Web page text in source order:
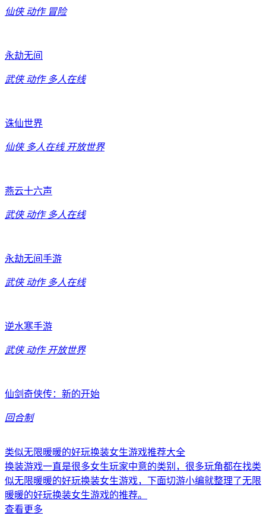
仙侠 动作 冒险
永劫无间
武侠 动作 多人在线
诛仙世界
仙侠 多人在线 开放世界
燕云十六声
武侠 动作 多人在线
永劫无间手游
武侠 动作 多人在线
逆水寒手游
武侠 动作 开放世界
仙剑奇侠传：新的开始
回合制
类似无限暖暖的好玩换装女生游戏推荐大全
换装游戏一直是很多女生玩家中意的类别，很多玩角都在找类
似无限暖暖的好玩换装女生游戏，下面切游小编就整理了无限
暖暖的好玩换装女生游戏的推荐。
查看更多